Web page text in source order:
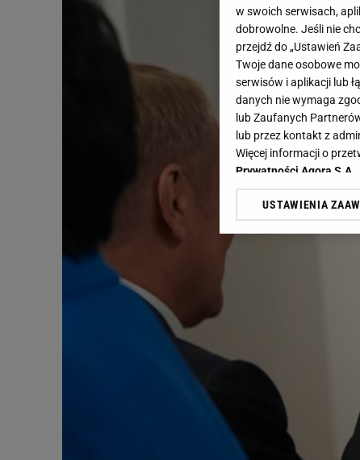
w swoich serwisach,
dobrowolne. Jeśli nie
przejdź do „Ustawień
Twoje dane osobowe
serwisów i aplikacji lub
danych nie wymaga
lub Zaufanych
lub przez kontakt z
Więcej informacji o
Prywatności Agora S.A.
Klikając „Akceptuję”
Zaufanych Partnerów i
dotyczące plików
odnośnik „Ustawienia
plików cookie możliwa
My, nasi Zaufani
Użycie dokładnych
Przechowywanie
badnie odbiorców i
USTAWIENIA